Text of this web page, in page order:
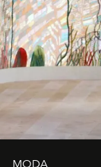
MODA